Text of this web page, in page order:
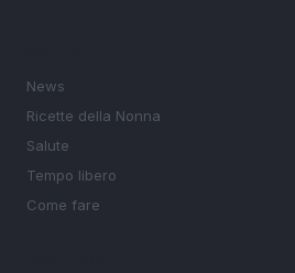
News
Ricette della Nonna
Salute
Tempo libero
Come fare